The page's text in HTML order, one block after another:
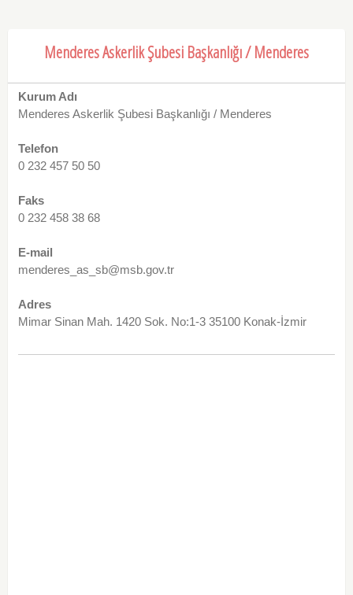
Menderes Askerlik Şubesi Başkanlığı / Menderes
Kurum Adı
Menderes Askerlik Şubesi Başkanlığı / Menderes
Telefon
0 232 457 50 50
Faks
0 232 458 38 68
E-mail
menderes_as_sb@msb.gov.tr
Adres
Mimar Sinan Mah. 1420 Sok. No:1-3 35100 Konak-İzmir